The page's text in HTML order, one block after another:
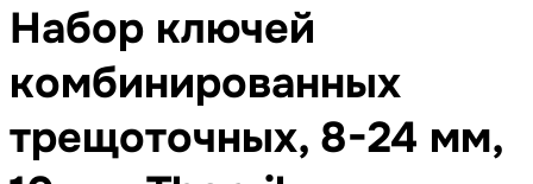
Набор ключей
комбинированных
трещоточных, 8-24 мм,